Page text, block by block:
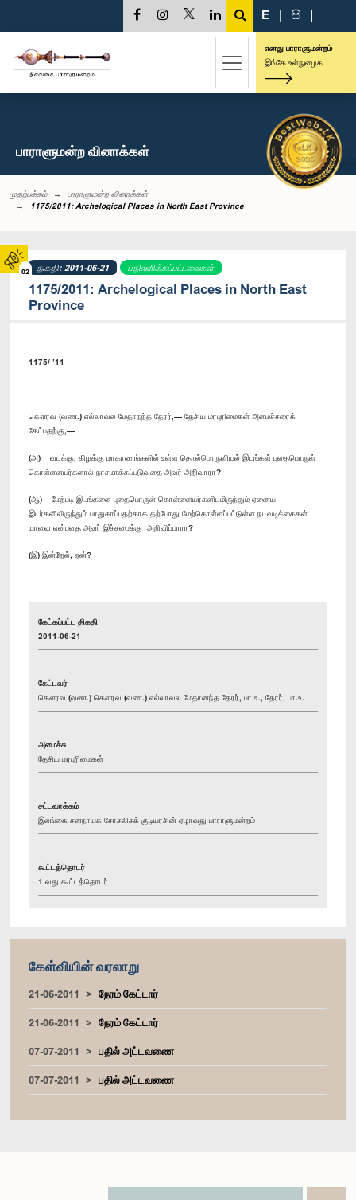
02
E | සි |
எனது பாராளுமன்றம்
இங்கே உள்நுழைக
பாராளுமன்ற வினாக்கள்
முதற்பக்கம்
பாராளுமன்ற வினாக்கள்
1175/2011: Archelogical Places in North East Province
திகதி: 2011-06-21 பதிலளிக்கப்பட்டவைகள்
1175/2011: Archelogical Places in North East
Province
1175/ ’11
கௌரவ (வண.) எல்லாவல மேதாநந்த தேரர்,— தேசிய மரபுரிமைகள் அமைச்சரைக்
கேட்பதற்கு,—
(அ) வடக்கு, கிழக்கு மாகாணங்களில் உள்ள தொல்பொருளியல் இடங்கள் புதைபொருள்
கொள்ளையர்களால் நாசமாக்கப்படுவதை அவர் அறிவாரா?
(ஆ) மேற்படி இடங்களை புதைபொருள் கொள்ளையர்களிடமிருந்தும் ஏனைய
இடர்களிலிருந்தும் பாதுகாப்பதற்காக தற்போது மேற்கொள்ளப்பட்டுள்ள நடவடிக்கைகள்
யாவை என்பதை அவர் இச்சபைக்கு அறிவிப்பாரா?
(இ) இன்றேல், ஏன்?
கேட்கப்பட்ட திகதி
2011-06-21
கேட்டவர்
கௌரவ (வண.) கௌரவ (வண.) எல்லாவல மேதானந்த தேரர், பா.உ., தேரர், பா.உ.
அமைச்சு
தேசிய மரபுரிமைகள்
சட்டவாக்கம்
இலங்கை சனநாயக சோசலிசக் குடியரசின் ஏழாவது பாராளுமன்றம்
கூட்டத்தொடர்
1 வது கூட்டத்தொடர்
கேள்வியின் வரலாறு
21-06-2011
நேரம் கேட்டார்
21-06-2011
நேரம் கேட்டார்
07-07-2011
பதில் அட்டவணை
07-07-2011
பதில் அட்டவணை